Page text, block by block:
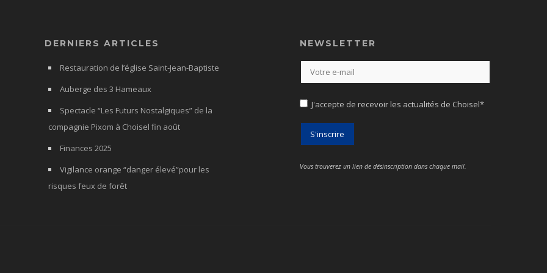
DERNIERS ARTICLES
Restauration de l’église Saint-Jean-Baptiste
Auberge des 3 Hameaux
Spectacle “Les Futurs Nostalgiques” de la
compagnie Pixom à Choisel fin août
Finances 2025
Vigilance orange “danger élevé”pour les
risques feux de forêt
NEWSLETTER
J'accepte de recevoir les actualités de Choisel*
Vous trouverez un lien de désinscription dans chaque mail.